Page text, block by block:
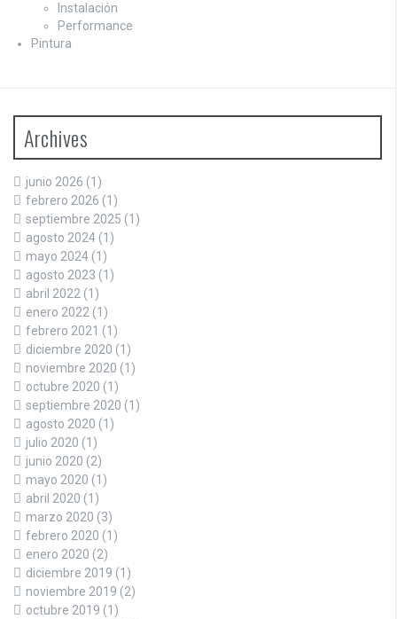
Instalación
Performance
Pintura
Archives
junio 2026 (1)
febrero 2026 (1)
septiembre 2025 (1)
agosto 2024 (1)
mayo 2024 (1)
agosto 2023 (1)
abril 2022 (1)
enero 2022 (1)
febrero 2021 (1)
diciembre 2020 (1)
noviembre 2020 (1)
octubre 2020 (1)
septiembre 2020 (1)
agosto 2020 (1)
julio 2020 (1)
junio 2020 (2)
mayo 2020 (1)
abril 2020 (1)
marzo 2020 (3)
febrero 2020 (1)
enero 2020 (2)
diciembre 2019 (1)
noviembre 2019 (2)
octubre 2019 (1)